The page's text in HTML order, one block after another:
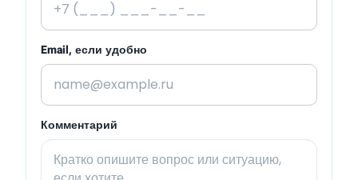
Email, если удобно
Комментарий